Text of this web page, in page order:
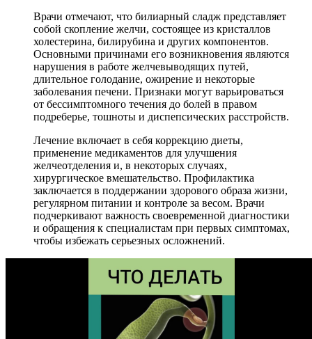
Врачи отмечают, что билиарный сладж представляет
собой скопление желчи, состоящее из кристаллов
холестерина, билирубина и других компонентов.
Основными причинами его возникновения являются
нарушения в работе желчевыводящих путей,
длительное голодание, ожирение и некоторые
заболевания печени. Признаки могут варьироваться
от бессимптомного течения до болей в правом
подреберье, тошноты и диспепсических расстройств.
Лечение включает в себя коррекцию диеты,
применение медикаментов для улучшения
желчеотделения и, в некоторых случаях,
хирургическое вмешательство. Профилактика
заключается в поддержании здорового образа жизни,
регулярном питании и контроле за весом. Врачи
подчеркивают важность своевременной диагностики
и обращения к специалистам при первых симптомах,
чтобы избежать серьезных осложнений.